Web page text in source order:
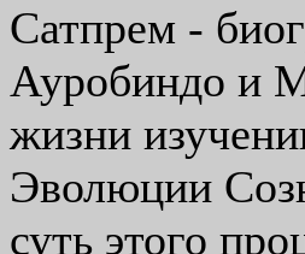
Сатпрем -
Ауробиндо и
жизни
Эволюции
суть этого